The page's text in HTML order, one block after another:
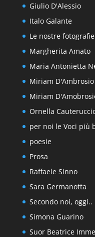
Giulio D'Alessio
Italo Galante
Le nostre fotografie
Margherita Amato
Maria Antonietta
Miriam D'Ambrosio
Miriam
Ornella
per noi le Voci più
poesie
Prosa
Raffaele Sinno
Sara Germanotta
Secondo noi, oggi..
Simona Guarino
Suor Beatrice